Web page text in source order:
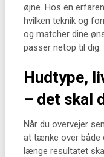
øjne. Hos en
hvilken teknik og
og matcher dine
passer netop til dig.
Hudtype,
– det skal
Når du overvejer
at tænke over både
længe resultatet